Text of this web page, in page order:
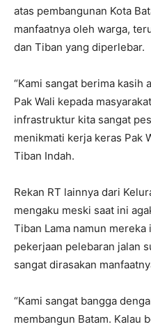
atas pembangunan Kota
manfaatnya oleh warga,
dan Tiban yang diperlebar.
“Kami sangat berima kasih
Pak Wali kepada
infrastruktur kita sangat
menikmati kerja keras Pak
Tiban Indah.
Rekan RT lainnya dari
mengaku meski saat ini
Tiban Lama namun
pekerjaan pelebaran jalan
sangat dirasakan
“Kami sangat bangga
membangun Batam. Kalau